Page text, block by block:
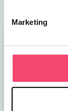
Marketing